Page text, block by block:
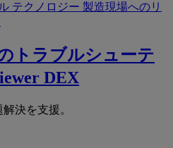
テクノロジー 製造現場へのリ
トラブルシューテ
DEX
決を支援。